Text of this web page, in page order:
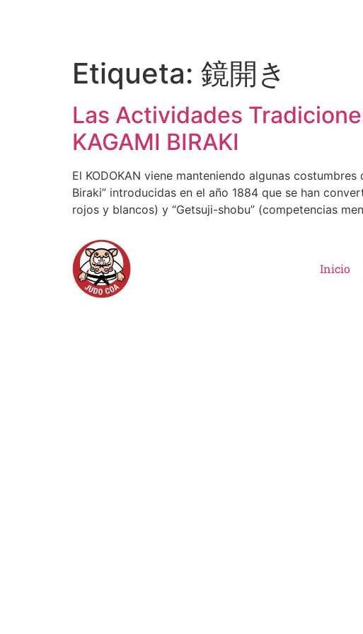
Etiqueta: 鏡開き
Las Actividades
KAGAMI BIRAKI
El KODOKAN viene manteniendo algunas
Biraki” introducidas en el año 1884 que se han
rojos y blancos) y “Getsuji-shobu” (competencias
Inicio